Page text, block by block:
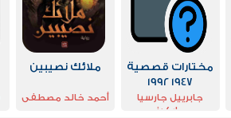
مختارات قصصية
1947 1992
جابرييل جارسيا
ماركيز
ملائك نصيبين
أحمد خالد مصطفى